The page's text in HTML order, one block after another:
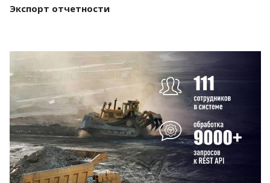
Экспорт отчетности
Смотреть проект